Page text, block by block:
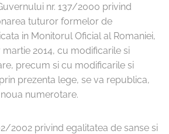
nr. 137/2000 privind
tuturor formelor de
in Monitorul Oficial al Romaniei,
martie 2014, cu modificarile si
precum si cu modificarile si
prezenta lege, se va republica,
numerotare.
2002 privind egalitatea de sanse si